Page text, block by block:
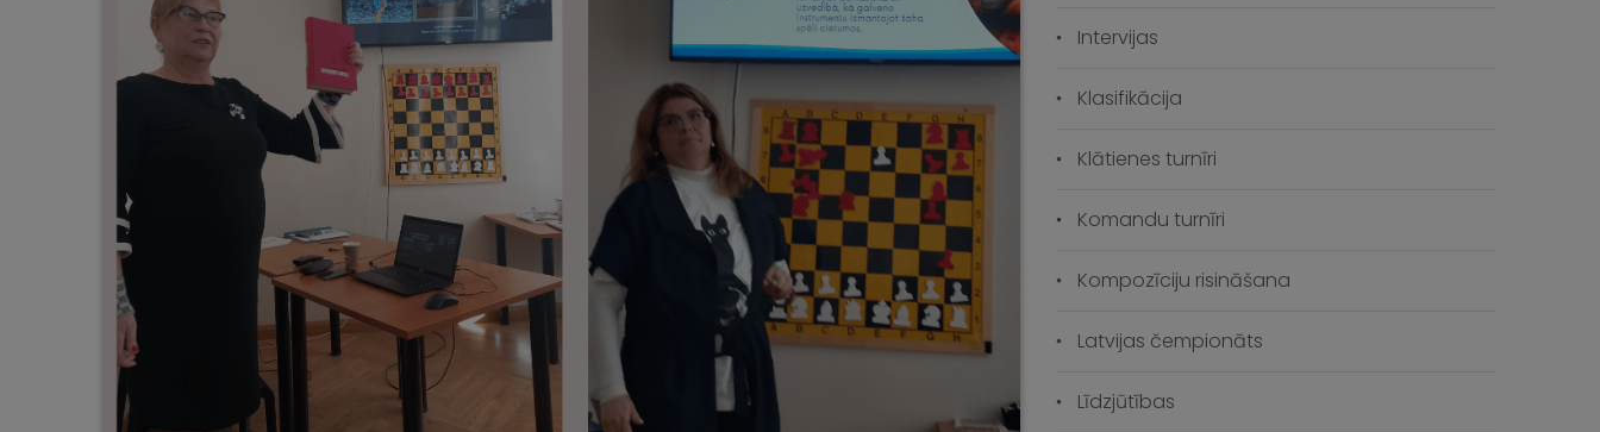
Intervijas
Klasifikācija
Klātienes turnīri
Komandu turnīri
Kompozīciju risināšana
Latvijas čempionāts
Līdzjūtības